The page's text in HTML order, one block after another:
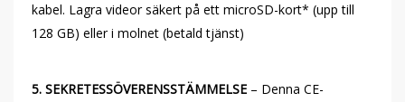
kabel. Lagra videor säkert på ett microSD-kort* (upp till
128 GB) eller i molnet (betald tjänst)
5. SEKRETESSÖVERENSSTÄMMELSE – Denna CE-